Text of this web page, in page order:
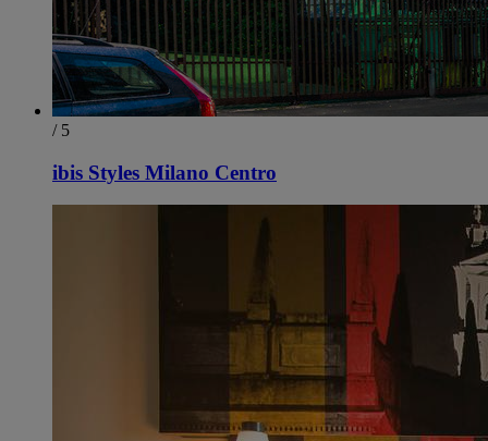
/ 5
ibis Styles Milano Centro